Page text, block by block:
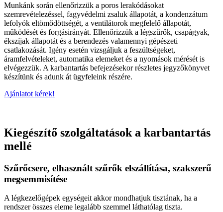
Munkánk során ellenőrizzük a poros lerakódásokat
szemrevételezéssel, fagyvédelmi zsaluk állapotát, a kondenzátum
lefolyók eltömődöttségét, a ventilátorok megfelelő állapotát,
működését és forgásirányát. Ellenőrizzük a légszűrők, csapágyak,
ékszíjak állapotát és a berendezés valamennyi gépészeti
csatlakozását. Igény esetén vizsgáljuk a feszültségeket,
áramfelvételeket, automatika elemeket és a nyomások mérését is
elvégezzük. A karbantartás befejezésekor részletes jegyzőkönyvet
készítünk és adunk át ügyfeleink részére.
Ajánlatot kérek!
Kiegészítő szolgáltatások a karbantartás
mellé
Szűrőcsere, elhasznált szűrők elszállítása, szakszerű
megsemmisítése
A légkezelőgépek egységeit akkor mondhatjuk tisztának, ha a
rendszer összes eleme legalább szemmel láthatólag tiszta.